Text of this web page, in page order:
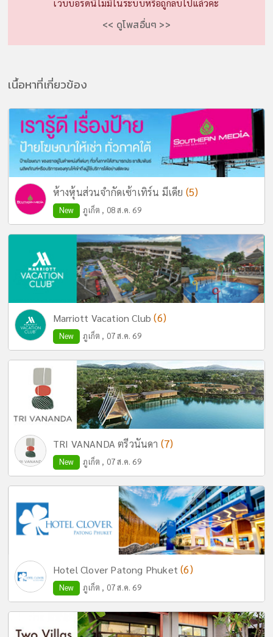
เว็บบอร์ดนี้ไม่มีในระบบหรือถูกลบไปแล้วค่ะ
<< ดูโพสอื่นๆ >>
เนื้อหาที่เกี่ยวข้อง
ห้างหุ้นส่วนจำกัดเซ้าเทิร์น มีเดีย (5)
New ภูเก็ต , 08 ส.ค. 69
Marriott Vacation Club(6)
New ภูเก็ต , 07 ส.ค. 69
TRI VANANDA ตรีวนันดา (7)
New ภูเก็ต , 07 ส.ค. 69
Hotel Clover Patong Phuket(6)
New ภูเก็ต , 07 ส.ค. 69